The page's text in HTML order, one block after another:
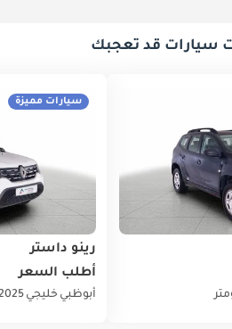
سيارات قد تعجبك
سيارات مميزة
رينو داستر
أطلب السعر
أبوظبي خليجي